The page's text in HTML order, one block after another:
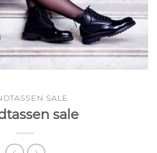
SALE
sale